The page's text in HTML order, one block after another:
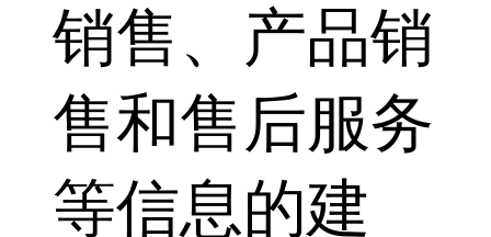
销售、产品销
售和售后服务
等信息的建